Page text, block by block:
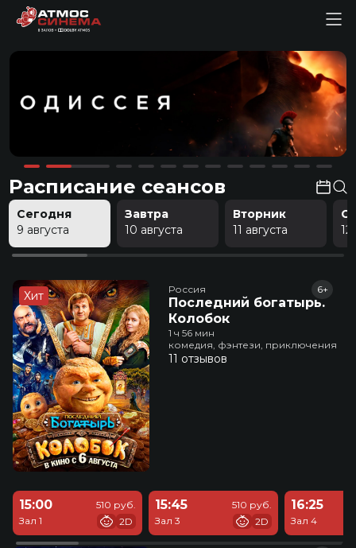
Расписание сеансов
Сегодня
9 августа
Завтра
10 августа
Вторник
11 августа
12
Хит Россия
Последний богатырь.
Колобок
6+
1 ч 56 мин
комедия, фэнтези, приключения
11 отзывов
15:00
Зал 1
510 руб.
2D
15:45
Зал 3
510 руб.
2D
16:25
Зал 4